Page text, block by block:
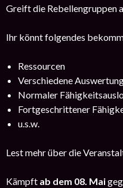
Greift die Rebellengruppen
Ihr könnt folgendes
Ressourcen
Verschiedene
Normaler
Fortgeschrittener
u.s.w.
Lest mehr über die
Kämpft ab dem 08. Mai